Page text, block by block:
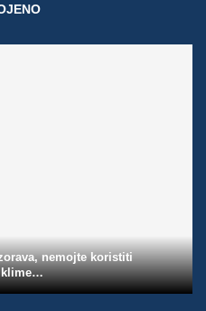
nemojte koristiti
klime…